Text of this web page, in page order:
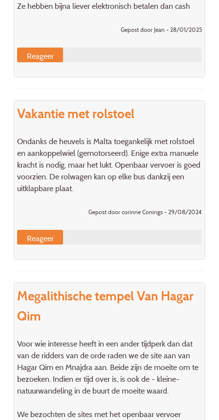
Ze hebben bijna liever elektronisch betalen dan cash
Gepost door Jean - 28/01/2025
Reageer
Vakantie met rolstoel
Ondanks de heuvels is Malta toegankelijk met rolstoel
en aankoppelwiel (gemotorseerd). Enige extra manuele
kracht is nodig, maar het lukt. Openbaar vervoer is goed
voorzien. De rolwagen kan op elke bus dankzij een
uitklapbare plaat.
Gepost door corinne Conings - 29/08/2024
Reageer
Megalithische tempel Van Hagar
Qim
Voor wie interesse heeft in een ander tijdperk dan dat
van de ridders van de orde raden we de site aan van
Hagar Qim en Mnajdra aan. Beide zijn de moeite om te
bezoeken. Indien er tijd over is, is ook de - kleine-
natuurwandeling in de buurt de moeite waard.
We bezochten de sites met het openbaar vervoer